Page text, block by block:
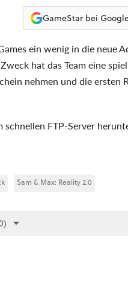
GameStar bei
ein wenig in die neue
hat das Team eine
nehmen und die ersten
schnellen FTP-Server
Sam & Max: Reality 2.0